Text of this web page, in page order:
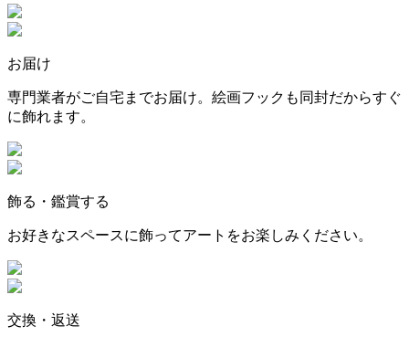
お届け
専門業者がご自宅までお届け。絵画フックも同封だからすぐ
に飾れます。
飾る・鑑賞する
お好きなスペースに飾ってアートをお楽しみください。
交換・返送